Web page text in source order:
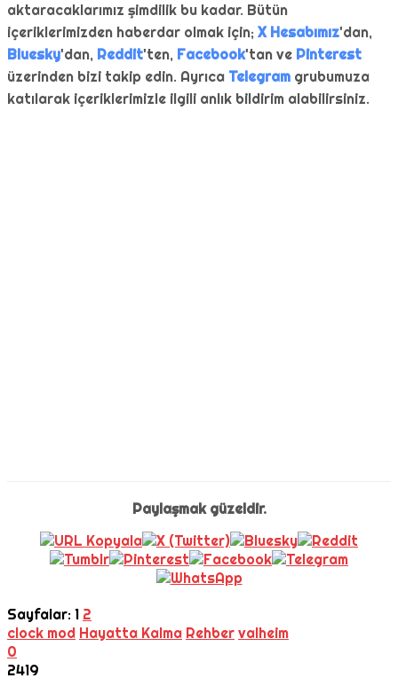
aktaracaklarımız şimdilik bu kadar. Bütün
içeriklerimizden haberdar olmak için; X Hesabımız'dan,
Bluesky'dan, Reddit'ten, Facebook'tan ve Pinterest
üzerinden bizi takip edin. Ayrıca Telegram grubumuza
katılarak içeriklerimizle ilgili anlık bildirim alabilirsiniz.
Paylaşmak güzeldir.
Sayfalar: 1 2
clock mod Hayatta Kalma Rehbervalheim
0
2419